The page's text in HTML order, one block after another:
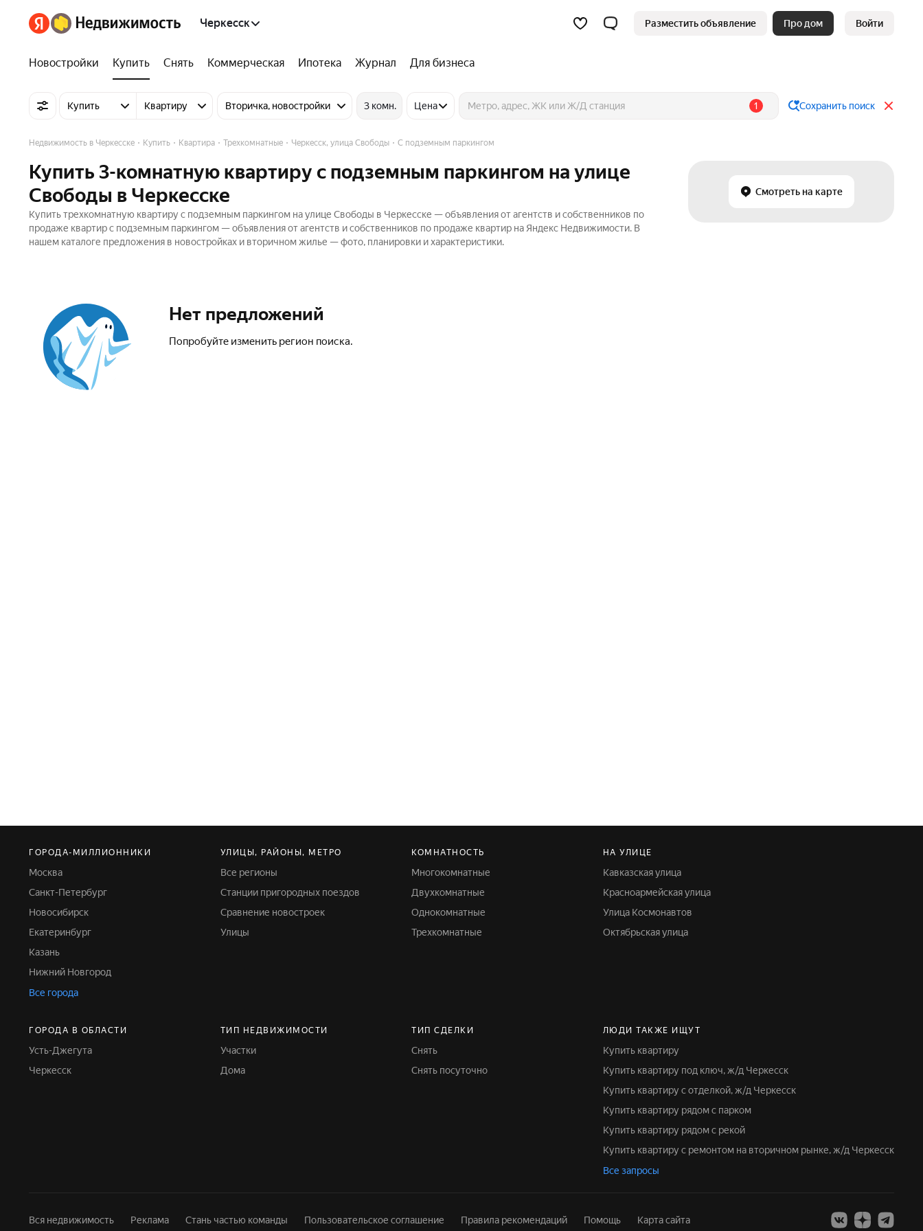
Черкесск Разместить объявление Про дом Войти
Новостройки Купить Снять Коммерческая Ипотека Журнал Для бизнеса
Купить Квартиру Вторичка, новостройки 3 комн. Цена 1 Сохранить поиск
Смотреть на карте
Недвижимость в Черкесске Купить Квартира Трехкомнатные Черкесск, улица Свободы С подземным паркингом
Купить 3-комнатную квартиру с подземным паркингом на улице
Свободы в Черкесске
Купить трехкомнатную квартиру с подземным паркингом на улице Свободы в Черкесске — объявления от агентств и собственников по
продаже квартир с подземным паркингом — объявления от агентств и собственников по продаже квартир на Яндекс Недвижимости. В
нашем каталоге предложения в новостройках и вторичном жилье — фото, планировки и характеристики.
Нет предложений
Попробуйте изменить регион поиска.
ГОРОДА-МИЛЛИОННИКИ
Москва
Санкт-Петербург
Новосибирск
Екатеринбург
Казань
Нижний Новгород
Все города
УЛИЦЫ, РАЙОНЫ, МЕТРО
Все регионы
Станции пригородных поездов
Сравнение новостроек
Улицы
КОМНАТНОСТЬ
Многокомнатные
Двухкомнатные
Однокомнатные
Трехкомнатные
НА УЛИЦЕ
Кавказская улица
Красноармейская улица
Улица Космонавтов
Октябрьская улица
ГОРОДА В ОБЛАСТИ
Усть-Джегута
Черкесск
ТИП НЕДВИЖИМОСТИ
Участки
Дома
ТИП СДЕЛКИ
Снять
Снять посуточно
ЛЮДИ ТАКЖЕ ИЩУТ
Купить квартиру
Купить квартиру под ключ, ж/д Черкесск
Купить квартиру с отделкой, ж/д Черкесск
Купить квартиру рядом с парком
Купить квартиру рядом с рекой
Купить квартиру с ремонтом на вторичном рынке, ж/д Черкесск
Все запросы
Вся недвижимость Реклама Стань частью команды Пользовательское соглашение Правила рекомендаций Помощь Карта сайта